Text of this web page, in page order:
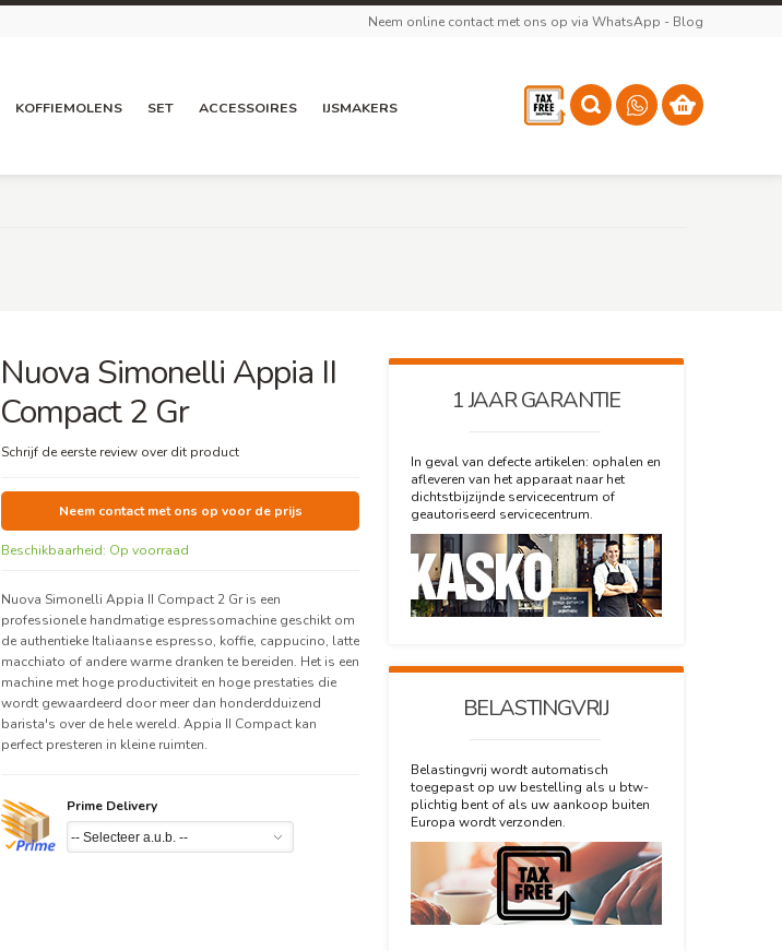
Neem online contact met ons op via WhatsApp - Blog
KOFFIEMOLENS SET ACCESSOIRES IJSMAKERS
1 JAAR GARANTIE
In geval van defecte artikelen: ophalen en
afleveren van het apparaat naar het
dichtstbijzijnde servicecentrum of
geautoriseerd servicecentrum.
BELASTINGVRIJ
Belastingvrij wordt automatisch
toegepast op uw bestelling als u btw-
plichtig bent of als uw aankoop buiten
Europa wordt verzonden.
Nuova Simonelli Appia II
Compact 2 Gr
Schrijf de eerste review over dit product
Neem contact met ons op voor de prijs
Beschikbaarheid: Op voorraad
Nuova Simonelli Appia II Compact 2 Gr is een
professionele handmatige espressomachine geschikt om
de authentieke Italiaanse espresso, koffie, cappucino, latte
macchiato of andere warme dranken te bereiden. Het is een
machine met hoge productiviteit en hoge prestaties die
wordt gewaardeerd door meer dan honderdduizend
barista's over de hele wereld. Appia II Compact kan
perfect presteren in kleine ruimten.
Prime Delivery